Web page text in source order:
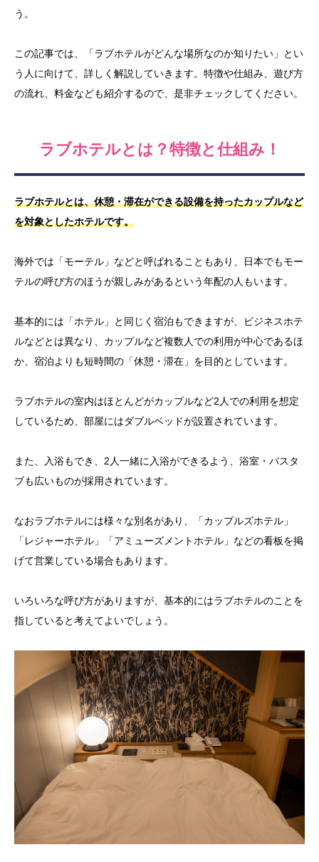
う。
この記事では、「ラブホテルがどんな場所なのか知りたい」とい
う人に向けて、詳しく解説していきます。特徴や仕組み、遊び方
の流れ、料金なども紹介するので、是非チェックしてください。
ラブホテルとは？特徴と仕組み！
ラブホテルとは、休憩・滞在ができる設備を持ったカップルなど
を対象としたホテルです。
海外では「モーテル」などと呼ばれることもあり、日本でもモー
テルの呼び方のほうが親しみがあるという年配の人もいます。
基本的には「ホテル」と同じく宿泊もできますが、ビジネスホテ
ルなどとは異なり、カップルなど複数人での利用が中心であるほ
か、宿泊よりも短時間の「休憩・滞在」を目的としています。
ラブホテルの室内はほとんどがカップルなど2人での利用を想定
しているため、部屋にはダブルベッドが設置されています。
また、入浴もでき、2人一緒に入浴ができるよう、浴室・バスタ
ブも広いものが採用されています。
なおラブホテルには様々な別名があり、「カップルズホテル」
「レジャーホテル」「アミューズメントホテル」などの看板を掲
げて営業している場合もあります。
いろいろな呼び方がありますが、基本的にはラブホテルのことを
指していると考えてよいでしょう。